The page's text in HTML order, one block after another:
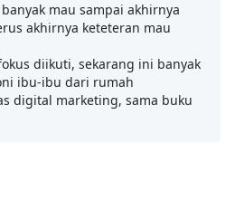
mau sampai akhirnya
akhirnya keteteran mau
diikuti, sekarang ini banyak
ibu-ibu dari rumah
digital marketing, sama buku